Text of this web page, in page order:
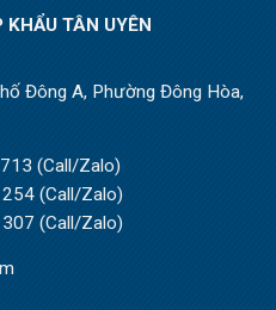
TÂN UYÊN
Đông A, Phường Đông Hòa,
(Call/Zalo)
(Call/Zalo)
(Call/Zalo)